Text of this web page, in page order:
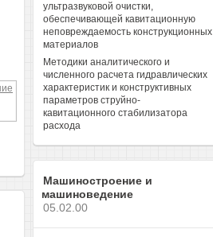
ультразвуковой очистки,
обеспечивающей кавитационную
неповреждаемость конструкционных
материалов
Методики аналитического и
численного расчета гидравлических
характеристик и конструктивных
параметров струйно-
кавитационного стабилизатора
расхода
Машиностроение и
машиноведение
05.02.00